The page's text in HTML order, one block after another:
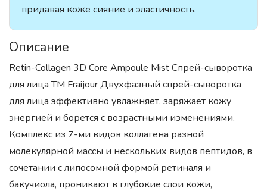
придавая коже сияние и эластичность.
Описание
Retin-Collagen 3D Core Ampoule Mist Спрей-сыворотка
для лица ТМ Fraijour Двухфазный спрей-сыворотка
для лица эффективно увлажняет, заряжает кожу
энергией и борется с возрастными изменениями.
Комплекс из 7-ми видов коллагена разной
молекулярной массы и нескольких видов пептидов, в
сочетании с липосомной формой ретиналя и
бакучиола, проникают в глубокие слои кожи,